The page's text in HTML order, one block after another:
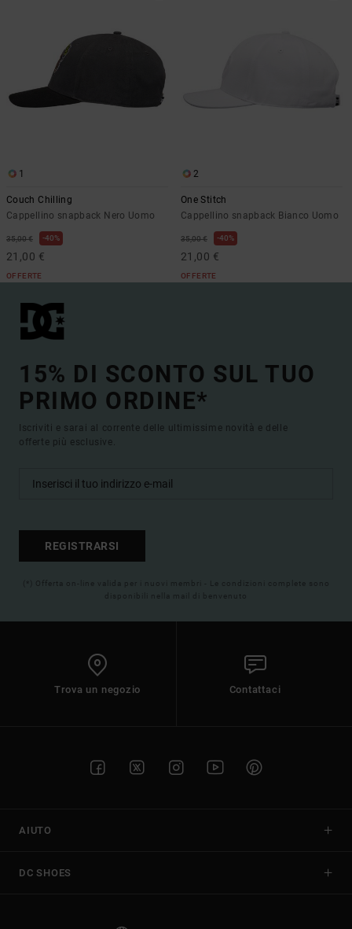
1
Couch Chilling
Cappellino snapback Nero Uomo
35,00 € 40%
21,00 €
OFFERTE
2
One Stitch
Cappellino snapback Bianco Uomo
35,00 € 40%
21,00 €
OFFERTE
15% DI SCONTO SUL TUO
PRIMO ORDINE*
Iscriviti e sarai al corrente delle ultimissime novità e delle
offerte più esclusive.
REGISTRARSI
(*) Offerta on-line valida per i nuovi membri - Le condizioni complete sono
disponibili nella mail di benvenuto
Trova un negozio Contattaci
AIUTO
DC SHOES